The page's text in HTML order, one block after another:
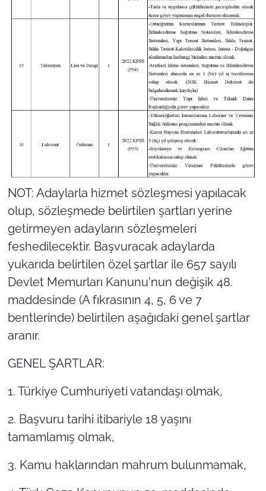
NOT: Adaylarla hizmet sözleşmesi yapılacak
olup, sözleşmede belirtilen şartları yerine
getirmeyen adayların sözleşmeleri
feshedilecektir. Başvuracak adaylarda
yukarıda belirtilen özel şartlar ile 657 sayılı
Devlet Memurları Kanunu'nun değişik 48.
maddesinde (A fıkrasının 4, 5, 6 ve 7
bentlerinde) belirtilen aşağıdaki genel şartlar
aranır.
GENEL ŞARTLAR:
1. Türkiye Cumhuriyeti vatandaşı olmak,
2. Başvuru tarihi itibariyle 18 yaşını
tamamlamış olmak,
3. Kamu haklarından mahrum bulunmamak,